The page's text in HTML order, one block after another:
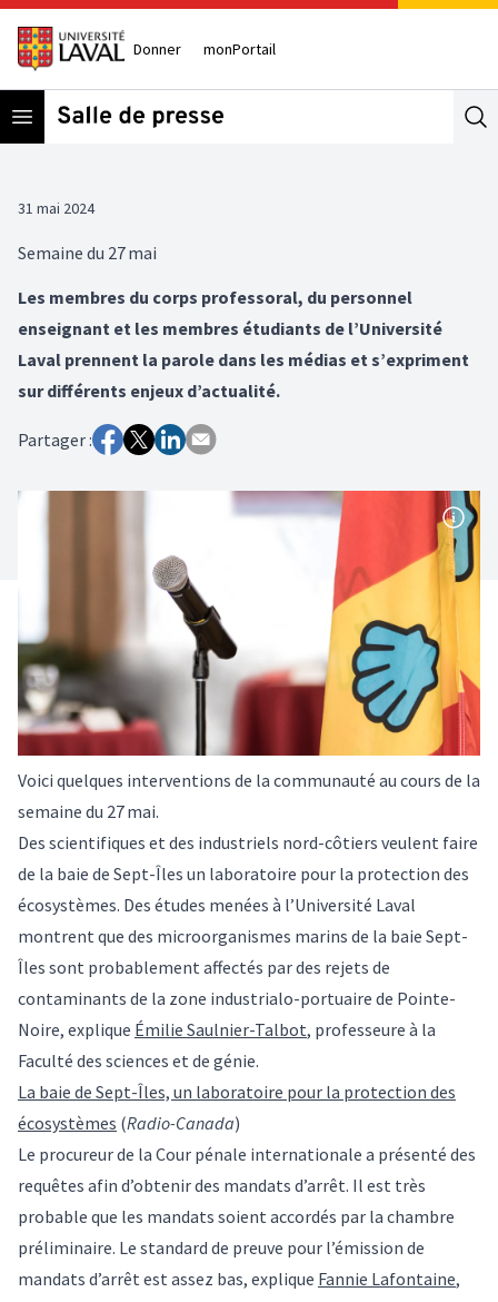
Donner monPortail
Open menu
31 mai 2024
Semaine du 27 mai
Les membres du corps professoral, du personnel
enseignant et les membres étudiants de l’Université
Laval prennent la parole dans les médias et s’expriment
sur différents enjeux d’actualité.
Partager :
Voici quelques interventions de la communauté au cours de la
semaine du 27 mai.
Des scientifiques et des industriels nord-côtiers veulent faire
de la baie de Sept-Îles un laboratoire pour la protection des
écosystèmes. Des études menées à l’Université Laval
montrent que des microorganismes marins de la baie Sept-
Îles sont probablement affectés par des rejets de
contaminants de la zone industrialo-portuaire de Pointe-
Noire, explique Émilie Saulnier-Talbot, professeure à la
Faculté des sciences et de génie.
La baie de Sept-Îles, un laboratoire pour la protection des
écosystèmes (Radio-Canada)
Le procureur de la Cour pénale internationale a présenté des
requêtes afin d’obtenir des mandats d’arrêt. Il est très
probable que les mandats soient accordés par la chambre
préliminaire. Le standard de preuve pour l’émission de
mandats d’arrêt est assez bas, explique Fannie Lafontaine,